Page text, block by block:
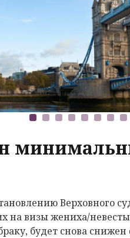
Верховного
на визы жениха/
будет снова снижен